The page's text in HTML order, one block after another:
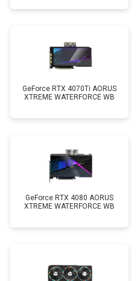
GeForce RTX 4070Ti AORUS
XTREME WATERFORCE WB
GeForce RTX 4080 AORUS
XTREME WATERFORCE WB